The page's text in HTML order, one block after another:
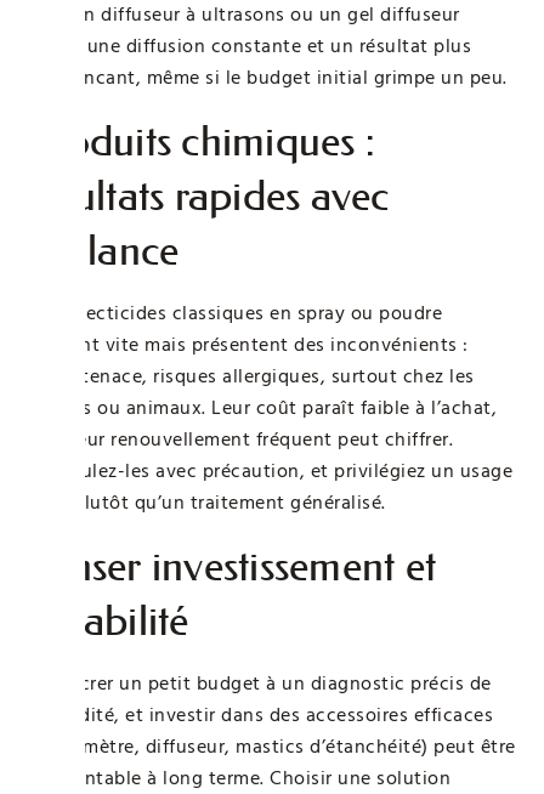
dans un diffuseur à ultrasons ou un gel diffuseur
assure une diffusion constante et un résultat plus
convaincant, même si le budget initial grimpe un peu.
Produits chimiques :
résultats rapides avec
vigilance
Les insecticides classiques en spray ou poudre
agissent vite mais présentent des inconvénients :
odeur tenace, risques allergiques, surtout chez les
enfants ou animaux. Leur coût paraît faible à l’achat,
mais leur renouvellement fréquent peut chiffrer.
Manipulez-les avec précaution, et privilégiez un usage
ciblé plutôt qu’un traitement généralisé.
Penser investissement et
durabilité
Consacrer un petit budget à un diagnostic précis de
l’humidité, et investir dans des accessoires efficaces
(hygromètre, diffuseur, mastics d’étanchéité) peut être
plus rentable à long terme. Choisir une solution